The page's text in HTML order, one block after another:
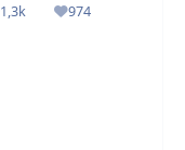
1,3k
Inlägg 974
Omdöme